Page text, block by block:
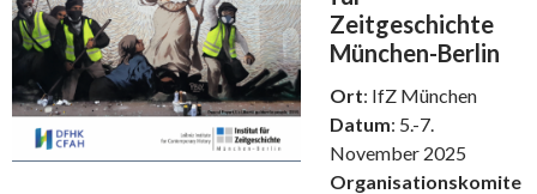
Zeitgeschichte
München-Berlin
Ort: IfZ München
Datum: 5.-7.
November 2025
Organisationskomite